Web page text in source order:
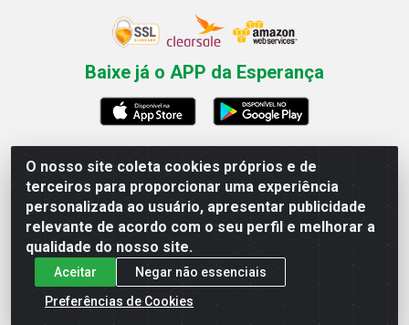
O nosso site coleta cookies próprios e de
terceiros para proporcionar uma experiência
personalizada ao usuário, apresentar publicidade
relevante de acordo com o seu perfil e melhorar a
qualidade do nosso site.
Aceitar
Negar não essenciais
Preferências de Cookies
Baixe já o APP da Esperança
Esperança Nordeste - Rua Professor Caldas Filho, 291 -
Estância - Recife / PE CEP: 50771-335 - CNPJ
03.666.136/0001-23